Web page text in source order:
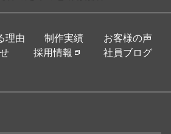
理由 制作実績
お客様の声
採用情報
社員ブログ